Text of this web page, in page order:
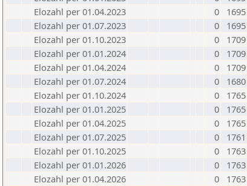
Elozahl per 01.04.2023
0
1695
Elozahl per 01.07.2023
0
1695
Elozahl per 01.10.2023
0
1709
Elozahl per 01.01.2024
0
1709
Elozahl per 01.04.2024
0
1709
Elozahl per 01.07.2024
0
1680
Elozahl per 01.10.2024
0
1765
Elozahl per 01.01.2025
0
1765
Elozahl per 01.04.2025
0
1765
Elozahl per 01.07.2025
0
1761
Elozahl per 01.10.2025
0
1763
Elozahl per 01.01.2026
0
1763
Elozahl per 01.04.2026
0 1763